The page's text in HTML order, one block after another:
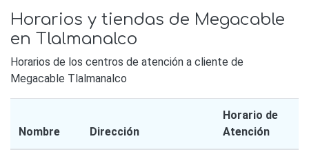
Horarios y tiendas de Megacable
en Tlalmanalco
Horarios de los centros de atención a cliente de
Megacable Tlalmanalco
Nombre Dirección
Horario de
Atención